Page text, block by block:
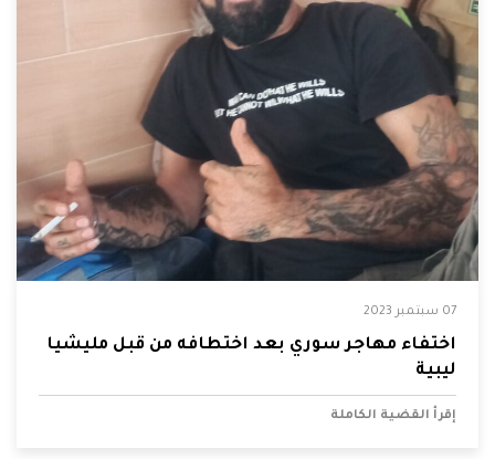
07 سبتمبر 2023
اختفاء مهاجر سوري بعد اختطافه من قبل مليشيا
ليبية
إقرأ القضية الكاملة